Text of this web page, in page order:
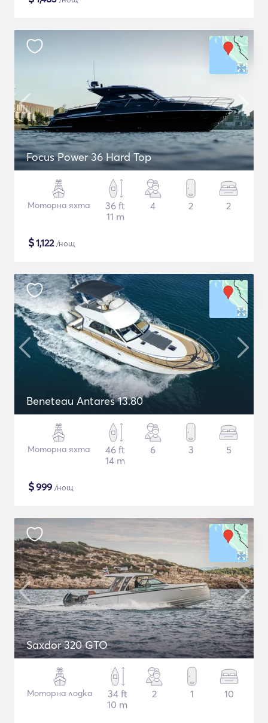
Focus Power 36 Hard Top
Моторна яхта
36 ft
11 m
4 2 2
$1,122/нощ
Beneteau Antares 13.80
Моторна яхта
46 ft
14 m
6 3 5
$999 /нощ
Saxdor 320 GTO
Моторна лодка
34 ft
10 m
2 1 10